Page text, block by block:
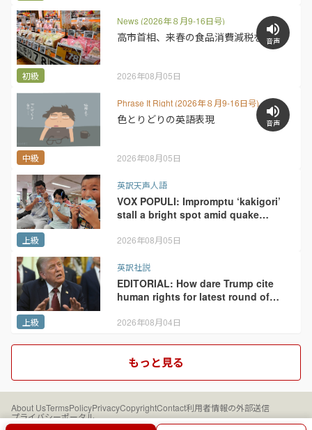
音声
初級
News (2026年８月9-16日号)
高市首相、来春の食品消費減税を表明
2026年08月05日
音声
中級
Phrase It Right (2026年８月9-16日号)
色とりどりの英語表現
2026年08月05日
上級
英訳天声人語
VOX POPULI: Impromptu ‘kakigori’
stall a bright spot amid quake
2026年08月05日
上級
英訳社説
EDITORIAL: How dare Trump cite
human rights for latest round of
2026年08月04日
もっと見る
About UsTermsPolicyPrivacyCopyrightContact利用者情報の外部送信
プライバシーポータル
Asahi Weekly DIGITALは朝日新聞社が運営しています。一部のコンテンツに